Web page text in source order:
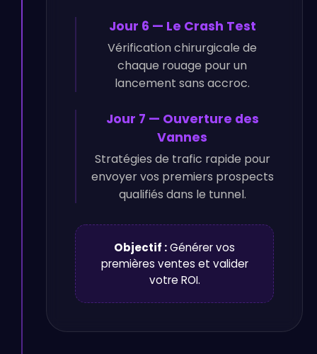
Jour 6 — Le Crash Test
Vérification chirurgicale de
chaque rouage pour un
lancement sans accroc.
Jour 7 — Ouverture des
Vannes
Stratégies de trafic rapide pour
envoyer vos premiers prospects
qualifiés dans le tunnel.
Objectif :Générer vos
premières ventes et valider
votre ROI.